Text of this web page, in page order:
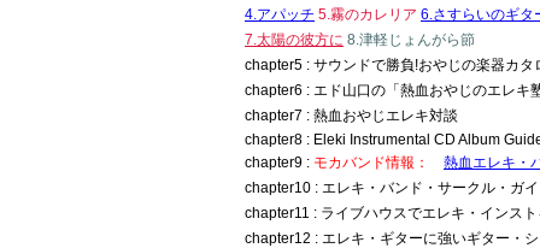
4.アパッチ 5.霧のカレリア 6.さすらいのギタ
7.太陽の彼方に 8.津軽じょんがら節
chapter5 : サウンドで勝負!おやじの楽器カタ
chapter6 : エド山口の「熱血おやじのエレキ
chapter7 : 熱血おやじエレキ対談
chapter8 : Eleki Instrumental CD Album
chapter9 : モカバンド情報： 熱血エレキ・
chapter10 : エレキ・バンド・サークル・ガ
chapter11 : ライブハウスでエレキ・インス
chapter12 : エレキ・ギターに強いギター・